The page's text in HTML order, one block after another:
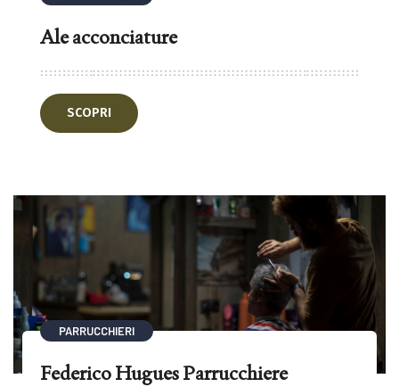
Ale acconciature
SCOPRI
PARRUCCHIERI
Federico Hugues Parrucchiere